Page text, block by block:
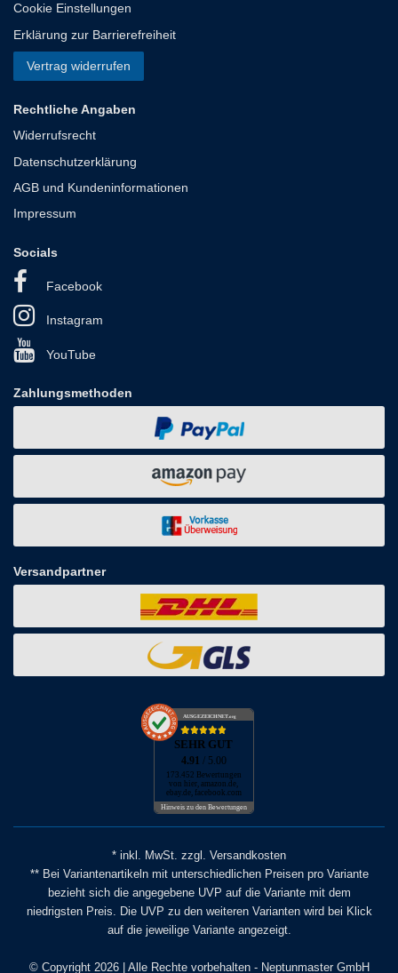
Cookie Einstellungen
Erklärung zur Barrierefreiheit
Vertrag widerrufen
Rechtliche Angaben
Widerrufsrecht
Datenschutzerklärung
AGB und Kundeninformationen
Impressum
Socials
Facebook
Instagram
YouTube
Zahlungsmethoden
Versandpartner
AUSGEZEICHNET.org
SEHR GUT
4.91 / 5.00
173.452 Bewertungen
von hier, amazon.de,
ebay.de, facebook.com
Hinweis zu den Bewertungen
* inkl. MwSt. zzgl. Versandkosten
** Bei Variantenartikeln mit unterschiedlichen Preisen pro Variante
bezieht sich die angegebene UVP auf die Variante mit dem
niedrigsten Preis. Die UVP zu den weiteren Varianten wird bei Klick
auf die jeweilige Variante angezeigt.
© Copyright 2026 | Alle Rechte vorbehalten - Neptunmaster GmbH